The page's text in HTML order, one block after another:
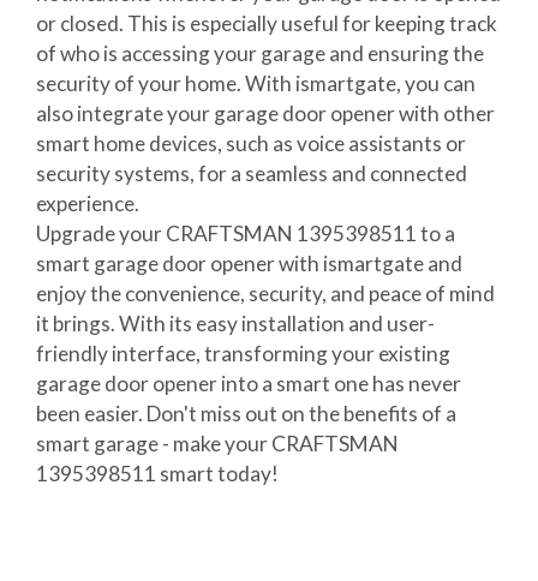
or closed. This is especially useful for keeping track
of who is accessing your garage and ensuring the
security of your home. With ismartgate, you can
also integrate your garage door opener with other
smart home devices, such as voice assistants or
security systems, for a seamless and connected
experience.
Upgrade your CRAFTSMAN 1395398511 to a
smart garage door opener with ismartgate and
enjoy the convenience, security, and peace of mind
it brings. With its easy installation and user-
friendly interface, transforming your existing
garage door opener into a smart one has never
been easier. Don't miss out on the benefits of a
smart garage - make your CRAFTSMAN
1395398511 smart today!